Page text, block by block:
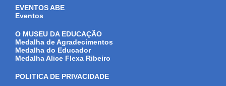
EVENTOS ABE
Eventos
O MUSEU DA EDUCAÇÃO
Medalha de Agradecimentos
Medalha do Educador
Medalha Alice Flexa Ribeiro
POLITICA DE PRIVACIDADE